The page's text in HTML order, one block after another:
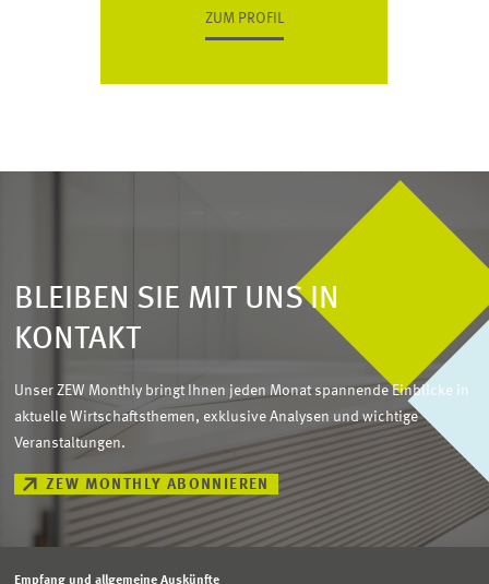
ZUM PROFIL
BLEIBEN SIE MIT UNS IN
KONTAKT
Unser ZEW Monthly bringt Ihnen jeden Monat spannende Einblicke in
aktuelle Wirtschaftsthemen, exklusive Analysen und wichtige
Veranstaltungen.
ZEW MONTHLY ABONNIEREN
Empfang und allgemeine Auskünfte